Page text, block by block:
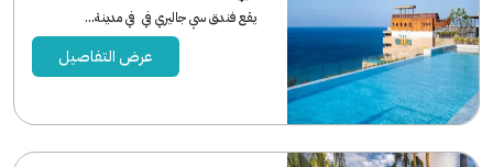
يقع فندق سي جاليري في في مدينة...
عرض التفاصيل